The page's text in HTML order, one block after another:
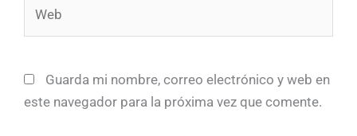
Guarda mi nombre, correo electrónico y web en
este navegador para la próxima vez que comente.